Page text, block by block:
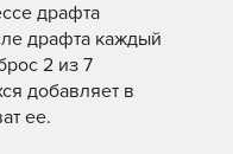
драфта
драфта каждый
2 из 7
добавляет в
ее.